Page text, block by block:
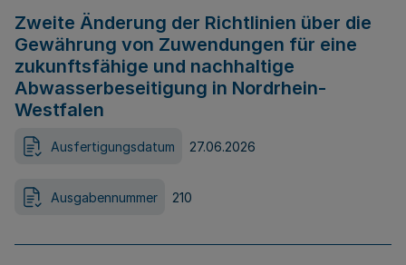
Zweite Änderung der Richtlinien über die
Gewährung von Zuwendungen für eine
zukunftsfähige und nachhaltige
Abwasserbeseitigung in Nordrhein-
Westfalen
Ausfertigungsdatum 27.06.2026
Ausgabennummer 210